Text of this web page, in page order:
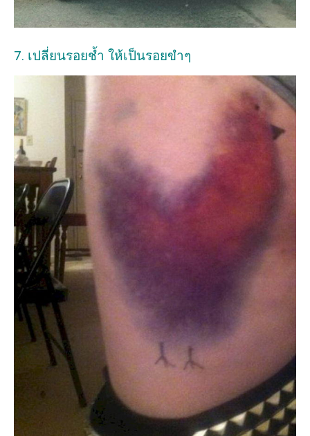
7. เปลี่ยนรอยช้ำ ให้เป็นรอยขำๆ